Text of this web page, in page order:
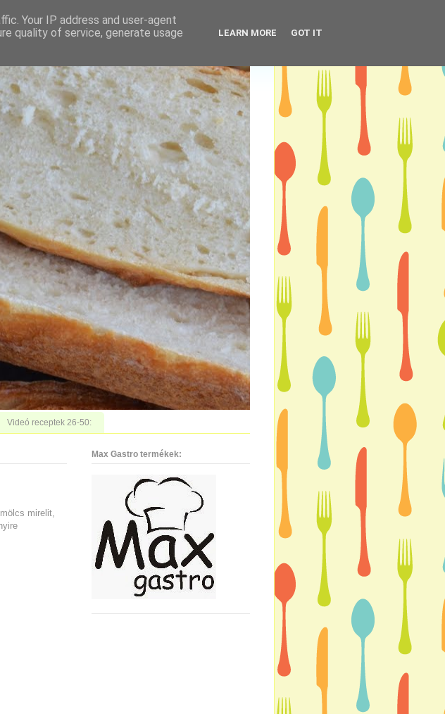
Videó receptek 26-50:
mirelit,
Max Gastro termékek:
Your IP address and user-agent
quality of service, generate usage
LEARN MORE GOT IT